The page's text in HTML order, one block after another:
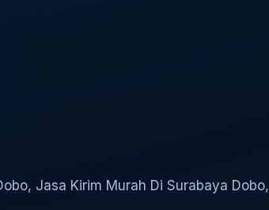
Jasa Kirim Murah Di Surabaya Dobo,